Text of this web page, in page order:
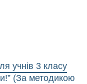
учнів 3 класу
(За методикою